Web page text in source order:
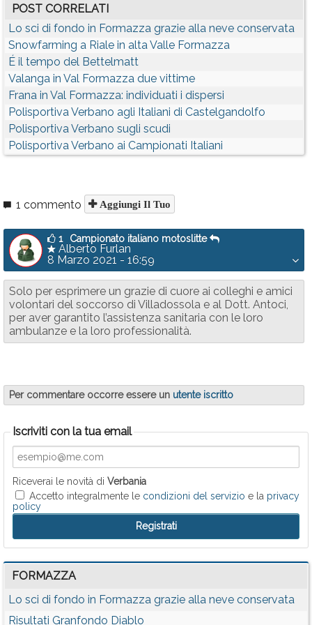
POST CORRELATI
Lo sci di fondo in Formazza grazie alla neve conservata
Snowfarming a Riale in alta Valle Formazza
É il tempo del Bettelmatt
Valanga in Val Formazza due vittime
Frana in Val Formazza: individuati i dispersi
Polisportiva Verbano agli Italiani di Castelgandolfo
Polisportiva Verbano sugli scudi
Polisportiva Verbano ai Campionati Italiani
1 commento Aggiungi Il Tuo
1 Campionato italiano motoslitte
Alberto Furlan
8 Marzo 2021 - 16:59
Solo per esprimere un grazie di cuore ai colleghi e amici
volontari del soccorso di Villadossola e al Dott. Antoci,
per aver garantito l’assistenza sanitaria con le loro
ambulanze e la loro professionalità.
Per commentare occorre essere un utente iscritto
Iscriviti con la tua email
Riceverai le novità di Verbania
Accetto integralmente le condizioni del servizio e la privacy
policy
FORMAZZA
Lo sci di fondo in Formazza grazie alla neve conservata
Risultati Granfondo Diablo